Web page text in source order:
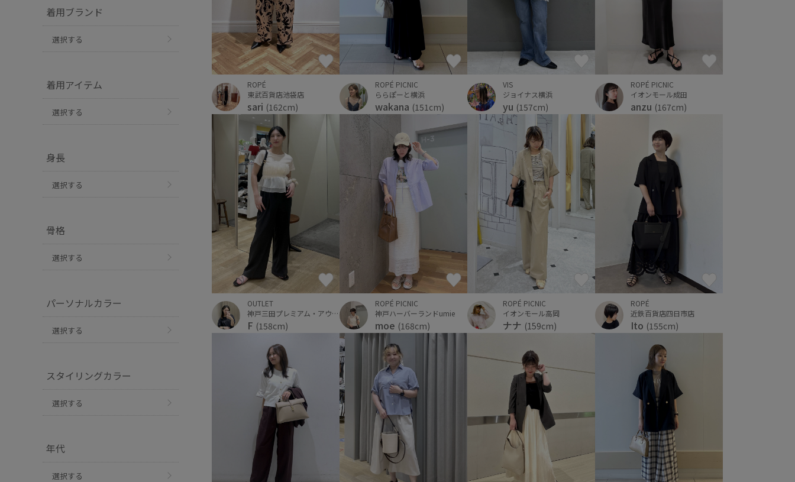
着用ブランド
選択する
着用アイテム
選択する
身長
選択する
骨格
選択する
パーソナルカラー
選択する
スタイリングカラー
選択する
年代
選択する
ROPÉ
東武百貨店池袋店
sari (162cm)
ROPÉ PICNIC
ららぽーと横浜
wakana (151cm)
VIS
ジョイナス横浜
yu (157cm)
ROPÉ PICNIC
イオンモール成田
anzu (167cm)
OUTLET
神戸三田プレミアム・アウトレット
F (158cm)
ROPÉ PICNIC
神戸ハーバーランドumie
moe (168cm)
ROPÉ PICNIC
イオンモール高岡
ナナ (159cm)
ROPÉ
近鉄百貨店四日市店
Ito (155cm)